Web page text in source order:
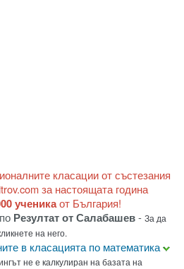
класации от състезания
за настоящата година
ученикаот България!
Резултат от Салабашев- За да
на него.
в класацията по математика
не е калкулиран на базата на